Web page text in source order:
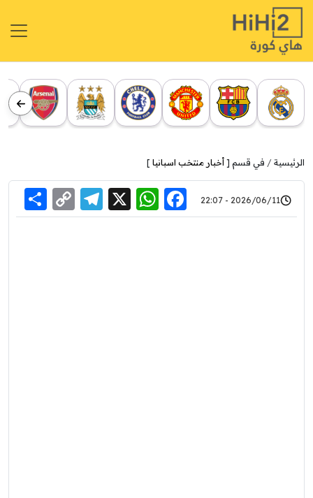
الرئيسية في قسم [ أخبار منتخب اسبانيا ]
2026/06/11 - 22:07
Facebook
WhatsApp
X
Link